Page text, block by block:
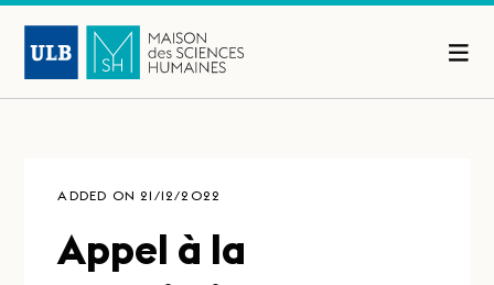
ADDED ON 21/12/2022
Appel à la